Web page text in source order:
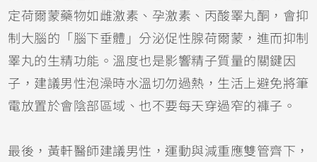
定荷爾蒙藥物如雌激素、孕激素、丙酸睪丸酮，會抑
制大腦的「腦下垂體」分泌促性腺荷爾蒙，進而抑制
睪丸的生精功能。溫度也是影響精子質量的關鍵因
子，建議男性泡澡時水溫切勿過熱，生活上避免將筆
電放置於會陰部區域、也不要每天穿過窄的褲子。
最後，黃軒醫師建議男性，運動與減重應雙管齊下，